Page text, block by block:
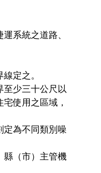
系統之道路、
定之。
至少三十公尺以
使用之區域，
定為不同類別噪
縣（市）主管機